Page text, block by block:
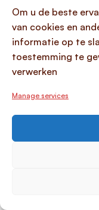
Om u de beste
van cookies en
informatie op te
toestemming te
verwerken
Manage services
bank, wordt
doeleinden, zoals
in het buitenland.
gelden de regels
leent immers niet
lening kan
banken vaak
Per direct